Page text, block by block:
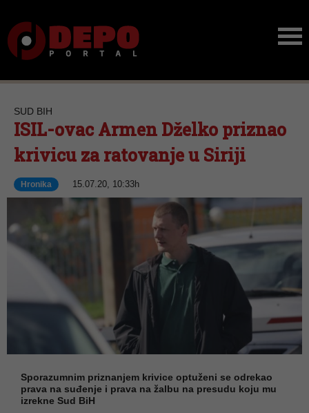
SUD BIH
ISIL-ovac Armen Dželko priznao
krivicu za ratovanje u Siriji
Hronika 15.07.20, 10:33h
Sporazumnim priznanjem krivice optuženi se odrekao
prava na suđenje i prava na žalbu na presudu koju mu
izrekne Sud BiH